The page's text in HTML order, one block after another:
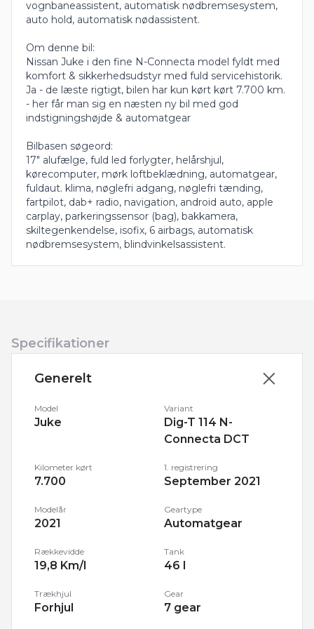
vognbaneassistent, automatisk nødbremsesystem,
auto hold, automatisk nødassistent.
Om denne bil:
Nissan Juke i den fine N-Connecta model fyldt med
komfort & sikkerhedsudstyr med fuld servicehistorik.
Ja - de læste rigtigt, bilen har kun kørt kørt 7.700 km.
- her får man sig en næsten ny bil med god
indstigningshøjde & automatgear
Bilbasen søgeord:
17" alufælge, fuld led forlygter, helårshjul,
kørecomputer, mørk loftbeklædning, automatgear,
fuldaut. klima, nøglefri adgang, nøglefri tænding,
fartpilot, dab+ radio, navigation, android auto, apple
carplay, parkeringssensor (bag), bakkamera,
skiltegenkendelse, isofix, 6 airbags, automatisk
nødbremsesystem, blindvinkelsassistent.
Specifikationer
Generelt
Model
Juke
Variant
Dig-T 114 N-
Connecta DCT
Kilometer kørt
7.700
1. registrering
September 2021
Modelår
2021
Geartype
Automatgear
Rækkevidde
19,8 Km/l
Tank
46 l
Trækhjul
Forhjul
Gear
7 gear